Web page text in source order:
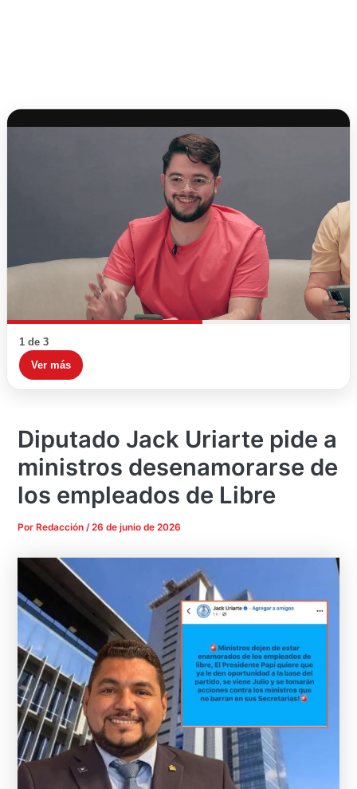
1 de 3
Ver más
Diputado Jack Uriarte pide a
ministros desenamorarse de
los empleados de Libre
Por Redacción/26 de junio de 2026